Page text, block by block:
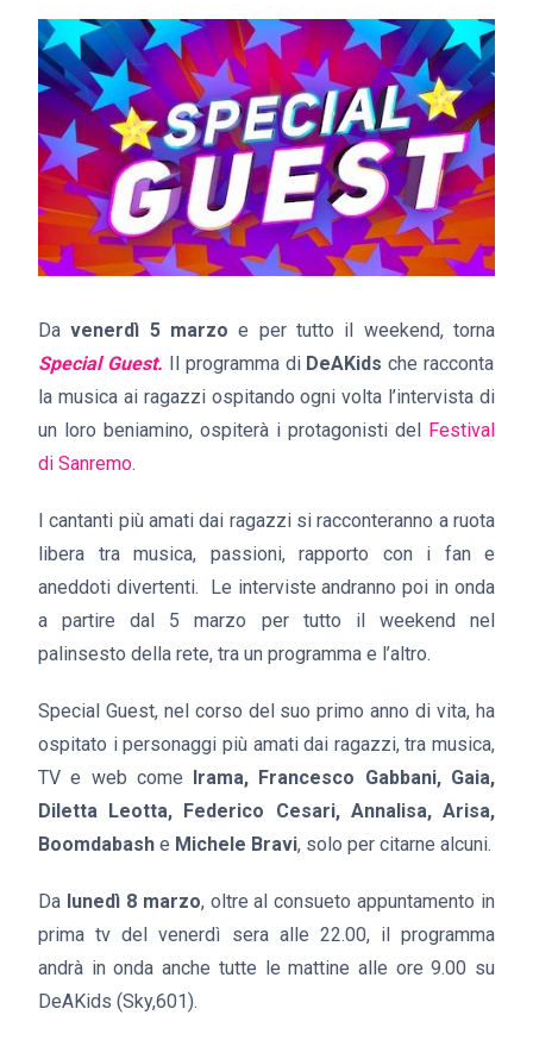
Da venerdì 5 marzo e per tutto il weekend, torna
Special Guest. Il programma di DeAKids che racconta
la musica ai ragazzi ospitando ogni volta l’intervista di
un loro beniamino, ospiterà i protagonisti del Festival
di Sanremo.
I cantanti più amati dai ragazzi si racconteranno a ruota
libera tra musica, passioni, rapporto con i fan e
aneddoti divertenti.
Le interviste andranno poi in onda
a partire dal 5 marzo per tutto il weekend nel
palinsesto della rete, tra un programma e l’altro.
Special Guest, nel corso del suo primo anno di vita, ha
ospitato i personaggi più amati dai ragazzi, tra musica,
TV e web come Irama, Francesco Gabbani, Gaia,
Diletta Leotta, Federico Cesari, Annalisa, Arisa,
Boomdabash e Michele Bravi, solo per citarne alcuni.
Da lunedì 8 marzo, oltre al consueto appuntamento in
prima tv del venerdì sera alle 22.00, il programma
andrà in onda anche tutte le mattine alle ore 9.00 su
DeAKids (Sky,601).